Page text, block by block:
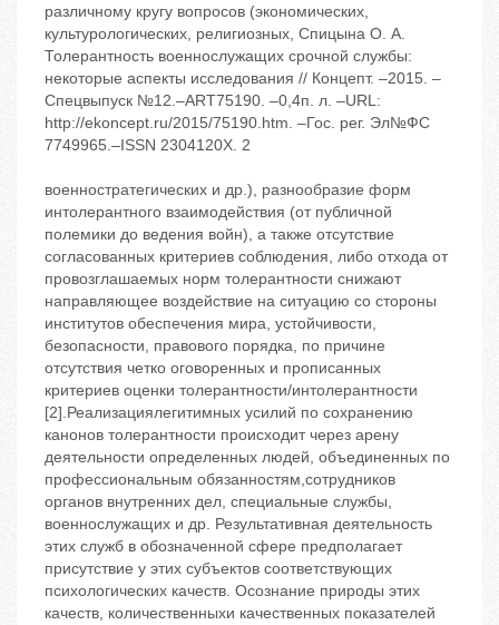
различному кругу вопросов (экономических,
культурологических, религиозных, Спицына О. А.
Толерантность военнослужащих срочной службы:
некоторые аспекты исследования // Концепт. –2015. –
Спецвыпуск №12.–ART75190. –0,4п. л. –URL:
http://ekoncept.ru/2015/75190.htm. –Гос. рег. Эл№ФС
7749965.–ISSN 2304120X. 2
военностратегических и др.), разнообразие форм
интолерантного взаимодействия (от публичной
полемики до ведения войн), а также отсутствие
согласованных критериев соблюдения, либо отхода от
провозглашаемых норм толерантности снижают
направляющее воздействие на ситуацию со стороны
институтов обеспечения мира, устойчивости,
безопасности, правового порядка, по причине
отсутствия четко оговоренных и прописанных
критериев оценки толерантности/интолерантности
[2].Реализациялегитимных усилий по сохранению
канонов толерантности происходит через арену
деятельности определенных людей, объединенных по
профессиональным обязанностям,‬сотрудников
органов внутренних дел, специальные службы,
военнослужащих и др. Результативная деятельность
этих служб в обозначенной сфере предполагает
присутствие у этих субъектов соответствующих
психологических качеств. Осознание природы этих
качеств, количественныхи качественных показателей